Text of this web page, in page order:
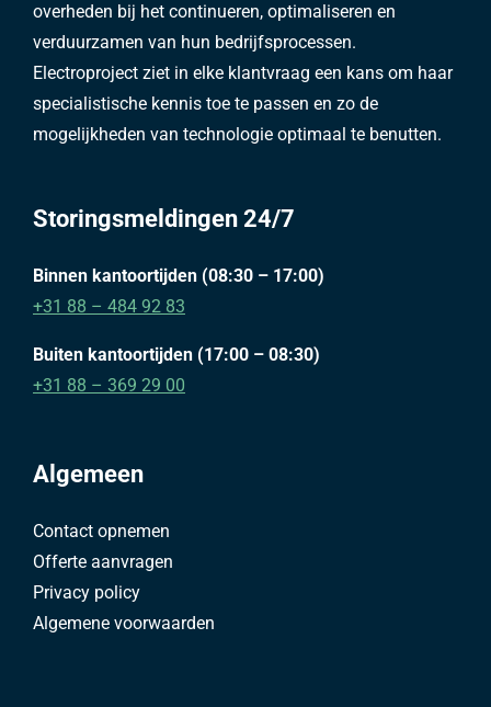
overheden bij het continueren, optimaliseren en
verduurzamen van hun bedrijfsprocessen.
Electroproject ziet in elke klantvraag een kans om haar
specialistische kennis toe te passen en zo de
mogelijkheden van technologie optimaal te benutten.
Storingsmeldingen 24/7
Binnen kantoortijden (08:30 – 17:00)
+31 88 – 484 92 83
Buiten kantoortijden (17:00 – 08:30)
+31 88 – 369 29 00
Algemeen
Contact opnemen
Offerte aanvragen
Privacy policy
Algemene voorwaarden